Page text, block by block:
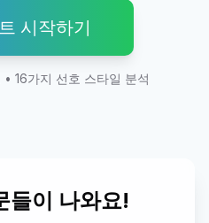
시작하기
16가지 선호 스타일 분석
들이 나와요!